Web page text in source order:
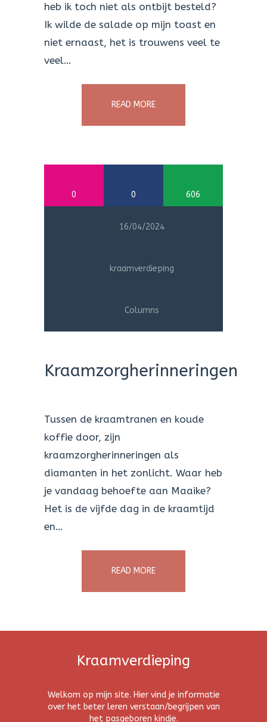
heb ik toch niet als ontbijt besteld?
Ik wilde de salade op mijn toast en
niet ernaast, het is trouwens veel te
veel…
READ MORE
0 0 606
16/04/2024
kraamverdieping
Columns
Kraamzorgherinneringen
Tussen de kraamtranen en koude
koffie door, zijn
kraamzorgherinneringen als
diamanten in het zonlicht. Waar heb
je vandaag behoefte aan Maaike?
Het is de vijfde dag in de kraamtijd
en…
READ MORE
Kraamverdieping
Welkom op mijn site. Hier vind je informatie
over het beter leren verstaan/begrijpen van
het pasgeboren kindje.